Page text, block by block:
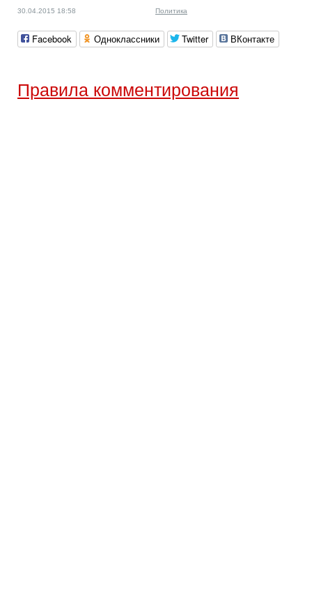
30.04.2015 18:58 Политика
Facebook Одноклассники Twitter ВКонтакте
Правила комментирования